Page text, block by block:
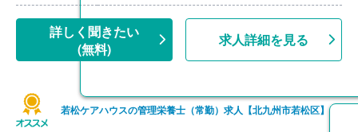
【退職金】あり※勤続3年以上
詳しく聞きたい
(無料)
求人詳細を見る
若松ケアハウスの管理栄養士（常勤）求人【北九州市若松区】